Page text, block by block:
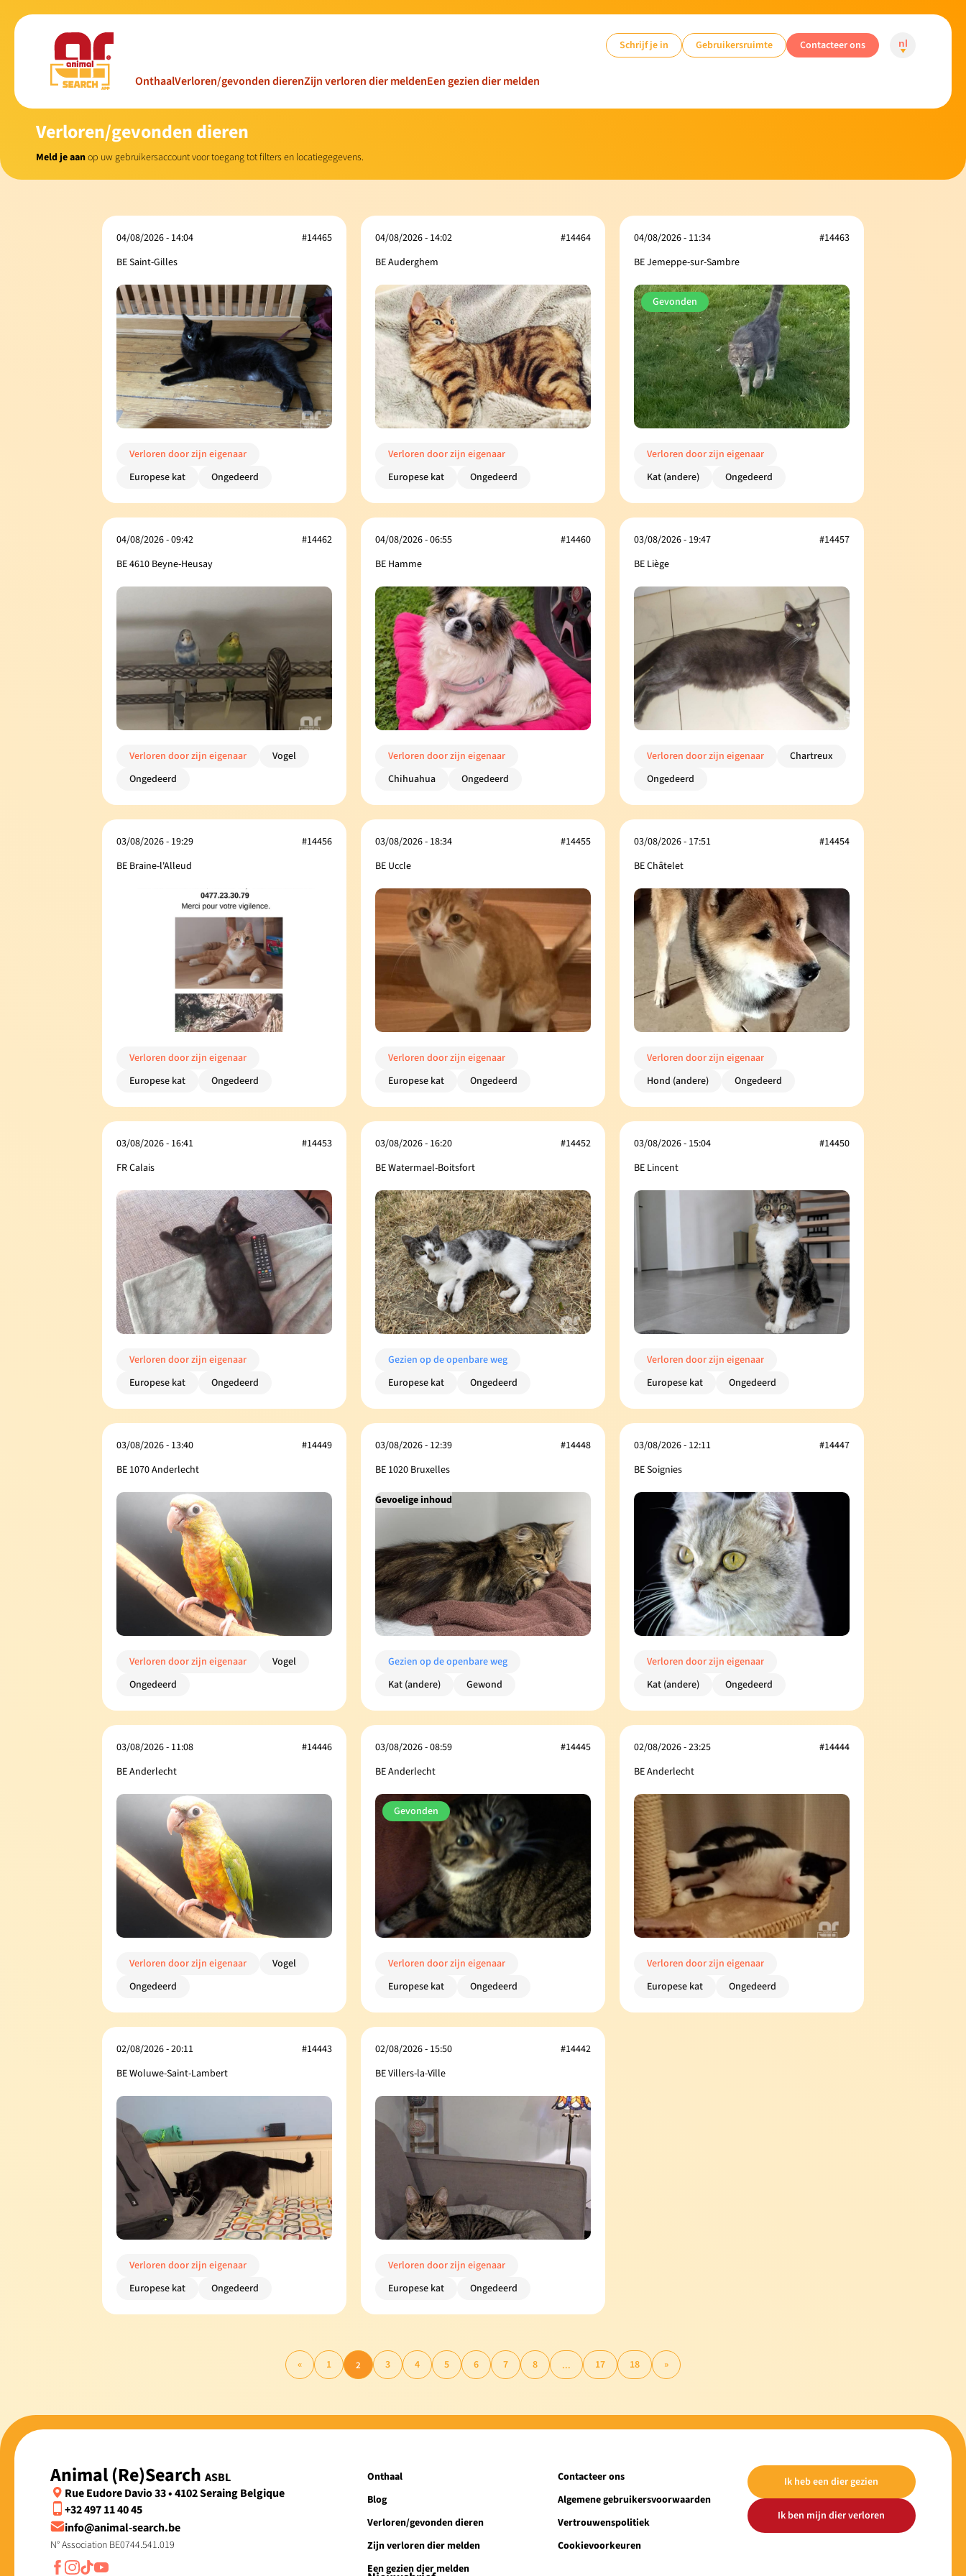
OnthaalVerloren/gevonden dierenZijn verloren dier meldenEen gezien dier melden
Schrijf je in Gebruikersruimte Contacteer ons nl
Verloren/gevonden dieren
Meld je aanop uw gebruikersaccount voor toegang tot filters en locatiegegevens.
04/08/2026 - 14:04
BE Saint-Gilles
#14465
Verloren door zijn eigenaar
Europese kat
Ongedeerd
04/08/2026 - 14:02
BE Auderghem
#14464
Verloren door zijn eigenaar
Europese kat
Ongedeerd
04/08/2026 - 11:34
BE Jemeppe-sur-Sambre
#14463
Gevonden
Verloren door zijn eigenaar
Kat (andere)
Ongedeerd
04/08/2026 - 09:42
BE 4610 Beyne-Heusay
#14462
Verloren door zijn eigenaar
Vogel
Ongedeerd
04/08/2026 - 06:55
BE Hamme
#14460
Verloren door zijn eigenaar
Chihuahua
Ongedeerd
03/08/2026 - 19:47
BE Liège
#14457
Verloren door zijn eigenaar
Chartreux
Ongedeerd
03/08/2026 - 19:29
BE Braine-l'Alleud
#14456
Verloren door zijn eigenaar
Europese kat
Ongedeerd
03/08/2026 - 18:34
BE Uccle
#14455
Verloren door zijn eigenaar
Europese kat
Ongedeerd
03/08/2026 - 17:51
BE Châtelet
#14454
Verloren door zijn eigenaar
Hond (andere)
Ongedeerd
03/08/2026 - 16:41
FR Calais
#14453
Verloren door zijn eigenaar
Europese kat
Ongedeerd
03/08/2026 - 16:20
BE Watermael-Boitsfort
#14452
Gezien op de openbare weg
Europese kat
Ongedeerd
03/08/2026 - 15:04
BE Lincent
#14450
Verloren door zijn eigenaar
Europese kat
Ongedeerd
03/08/2026 - 13:40
BE 1070 Anderlecht
#14449
Verloren door zijn eigenaar
Vogel
Ongedeerd
03/08/2026 - 12:39
BE 1020 Bruxelles
#14448
Gevoelige inhoud
Gezien op de openbare weg
Kat (andere)
Gewond
03/08/2026 - 12:11
BE Soignies
#14447
Verloren door zijn eigenaar
Kat (andere)
Ongedeerd
03/08/2026 - 11:08
BE Anderlecht
#14446
Verloren door zijn eigenaar
Vogel
Ongedeerd
03/08/2026 - 08:59
BE Anderlecht
#14445
Gevonden
Verloren door zijn eigenaar
Europese kat
Ongedeerd
02/08/2026 - 23:25
BE Anderlecht
#14444
Verloren door zijn eigenaar
Europese kat
Ongedeerd
02/08/2026 - 20:11
BE Woluwe-Saint-Lambert
#14443
Verloren door zijn eigenaar
Europese kat
Ongedeerd
02/08/2026 - 15:50
BE Villers-la-Ville
#14442
Verloren door zijn eigenaar
Europese kat
Ongedeerd
« 1 2 3 4 5 6 7 8 ... 17 18 »
Animal (Re)Search ASBL
Rue Eudore Davio 33 • 4102 Seraing Belgique
+32 497 11 40 45
info@animal-search.be
N° Association BE0744.541.019
Onthaal
Blog
Verloren/gevonden dieren
Zijn verloren dier melden
Een gezien dier melden
Contacteer ons
Algemene gebruikersvoorwaarden
Vertrouwenspolitiek
Cookievoorkeuren
Ik heb een dier gezien
Ik ben mijn dier verloren